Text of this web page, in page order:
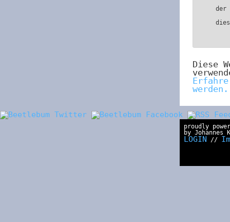
der
Diese
werden.
proudly
by Johannes
LOGIN //